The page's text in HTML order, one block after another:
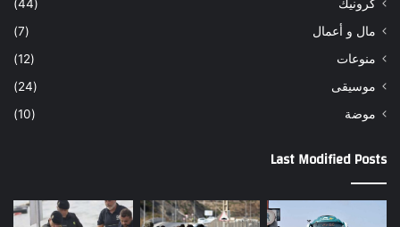
كرونيك
(44)
مال و أعمال
(7)
منوعات
(12)
موسيقى
(24)
موضة
(10)
Last Modified Posts